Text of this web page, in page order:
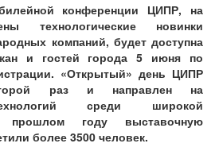
конференции ЦИПР, на
технологические новинки
компаний, будет доступна
и гостей города 5 июня по
«Открытый» день ЦИПР
раз и направлен на
среди широкой
прошлом году выставочную
более 3500 человек.